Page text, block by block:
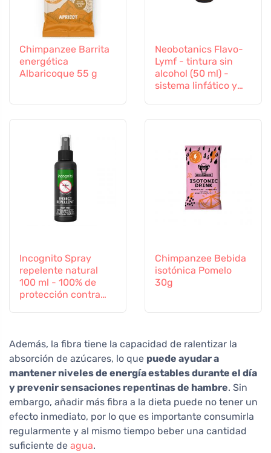
Chimpanzee Barrita
energética
Albaricoque 55 g
Neobotanics Flavo-
Lymf - tintura sin
alcohol (50 ml) -
sistema linfático y
Incognito Spray
repelente natural
100 ml - 100% de
protección contra
Chimpanzee Bebida
isotónica Pomelo
30g
Además, la fibra tiene la capacidad de ralentizar la
absorción de azúcares, lo que puede ayudar a
mantener niveles de energía estables durante el día
y prevenir sensaciones repentinas de hambre. Sin
embargo, añadir más fibra a la dieta puede no tener un
efecto inmediato, por lo que es importante consumirla
regularmente y al mismo tiempo beber una cantidad
suficiente de agua.